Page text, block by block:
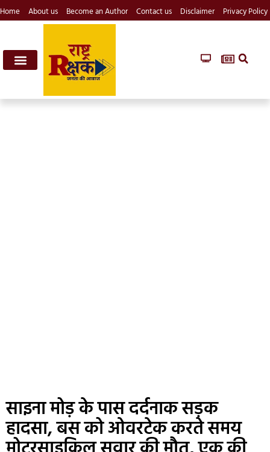
Home About us Become an Author Contact us Disclaimer Privacy Policy
साइना मोड़ के पास दर्दनाक सड़क
हादसा, बस को ओवरटेक करते समय